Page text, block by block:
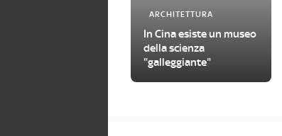
ARCHITETTURA
In Cina esiste un museo
della scienza
"galleggiante"